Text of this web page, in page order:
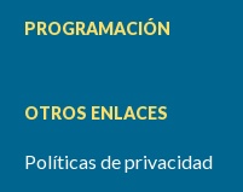
PROGRAMACIÓN
OTROS ENLACES
Políticas de privacidad